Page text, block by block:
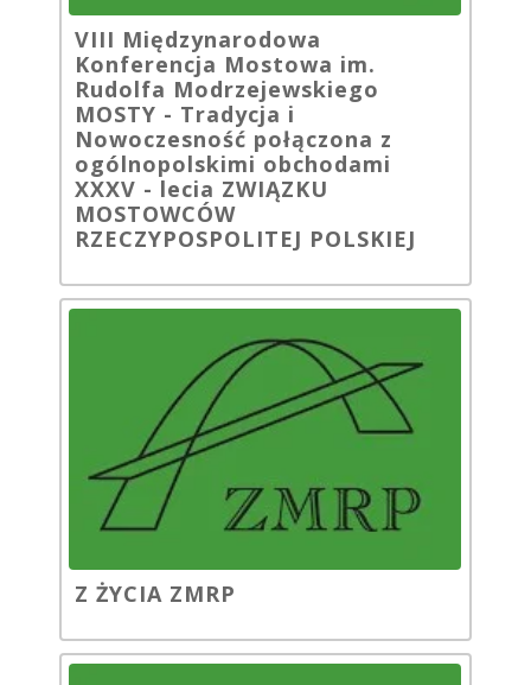
VIII Międzynarodowa
Konferencja Mostowa im.
Rudolfa Modrzejewskiego
MOSTY - Tradycja i
Nowoczesność połączona z
ogólnopolskimi obchodami
XXXV - lecia ZWIĄZKU
MOSTOWCÓW
RZECZYPOSPOLITEJ POLSKIEJ
Z ŻYCIA ZMRP